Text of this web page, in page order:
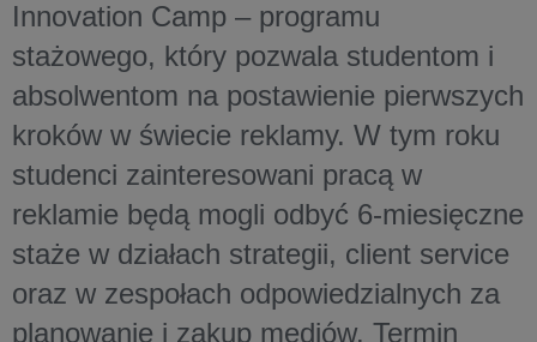
Innovation Camp – programu
stażowego, który pozwala studentom i
absolwentom na postawienie pierwszych
kroków w świecie reklamy. W tym roku
studenci zainteresowani pracą w
reklamie będą mogli odbyć 6-miesięczne
staże w działach strategii, client service
oraz w zespołach odpowiedzialnych za
planowanie i zakup mediów. Termin